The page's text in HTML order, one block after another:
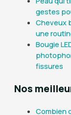
gestes
Cheveux
une
Bougie
fissures
Nos
Combien